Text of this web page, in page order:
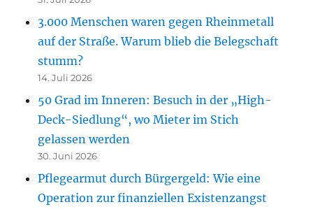
3.000 Menschen waren gegen Rheinmetall
auf der Straße. Warum blieb die Belegschaft
stumm?
14. Juli 2026
50 Grad im Inneren: Besuch in der „High-
Deck-Siedlung“, wo Mieter im Stich
gelassen werden
30. Juni 2026
Pflegearmut durch Bürgergeld: Wie eine
Operation zur finanziellen Existenzangst